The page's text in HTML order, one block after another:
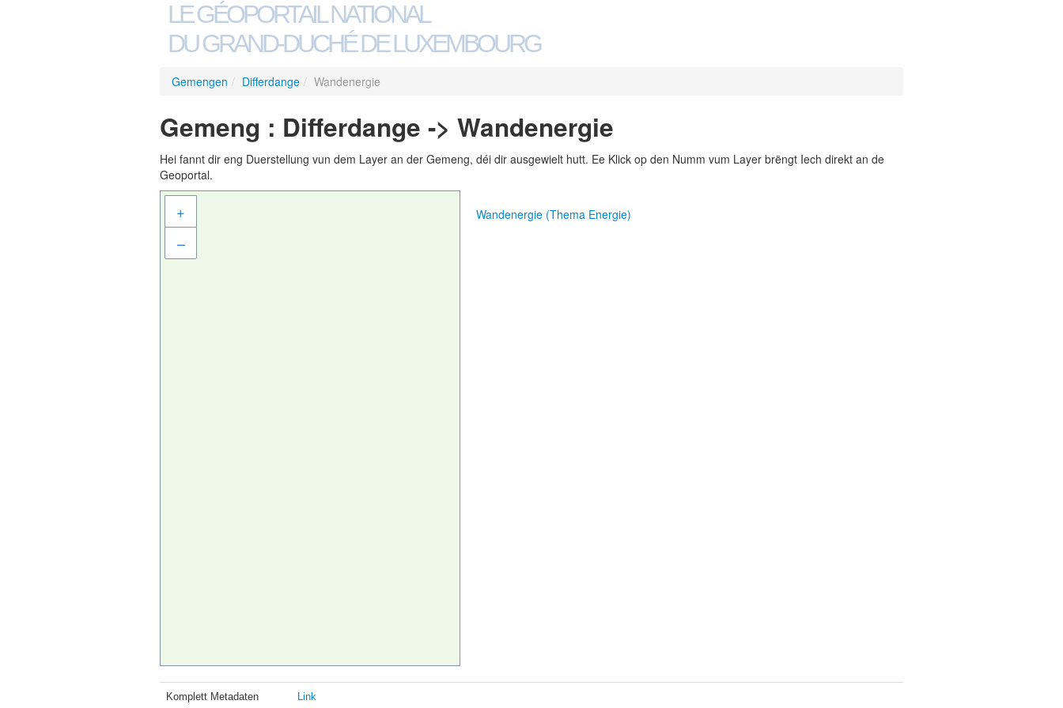
LE GÉOPORTAIL NATIONAL
DU GRAND-DUCHÉ DE LUXEMBOURG
Gemengen / Differdange / Wandenergie
Gemeng : Differdange -> Wandenergie
Hei fannt dir eng Duerstellung vun dem Layer an der Gemeng, déi dir ausgewielt hutt. Ee Klick op den Numm vum Layer brëngt Iech direkt an de
Geoportal.
+
–
Wandenergie (Thema Energie)
Komplett Metadaten Link